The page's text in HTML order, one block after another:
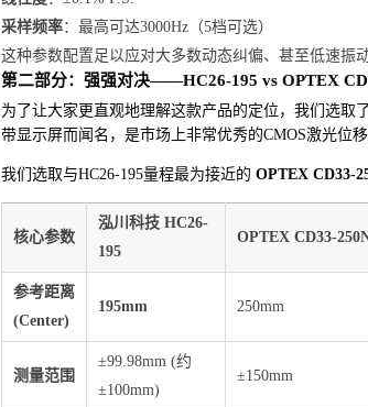
采样频率：最高可达3000Hz（5档可选）
这种参数配置足以应对大多数动态纠偏、甚至低速振
第二部分：强强对决——HC26-195 vs OPTEX
为了让大家更直观地理解这款产品的定位，我们选取
带显示屏而闻名，是市场上非常优秀的CMOS激光位移
我们选取与HC26-195量程最为接近的 OPTEX CD33-
核心参数
泓川科技 HC26-
195
OPTEX CD33-
参考距离
(Center)
195mm 250mm
测量范围
±99.98mm (约
±100mm)
±150mm